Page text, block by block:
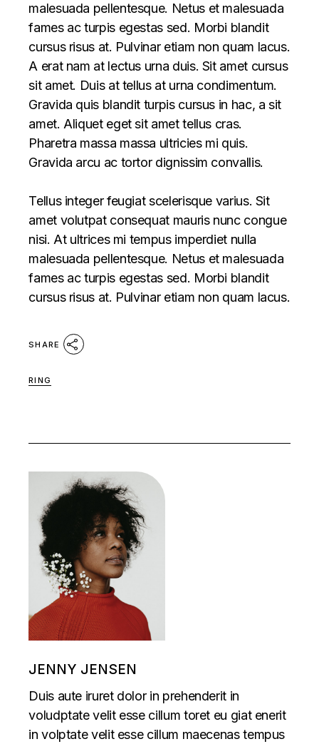
malesuada pellentesque. Netus et malesuada
fames ac turpis egestas sed. Morbi blandit
cursus risus at. Pulvinar etiam non quam lacus.
A erat nam at lectus urna duis. Sit amet cursus
sit amet. Duis at tellus at urna condimentum.
Gravida quis blandit turpis cursus in hac, a sit
amet. Aliquet eget sit amet tellus cras.
Pharetra massa massa ultricies mi quis.
Gravida arcu ac tortor dignissim convallis.
Tellus integer feugiat scelerisque varius. Sit
amet volutpat consequat mauris nunc congue
nisi. At ultrices mi tempus imperdiet nulla
malesuada pellentesque. Netus et malesuada
fames ac turpis egestas sed. Morbi blandit
cursus risus at. Pulvinar etiam non quam lacus.
SHARE
RING
JENNY JENSEN
Duis aute iruret dolor in prehenderit in
voludptate velit esse cillum toret eu giat enerit
in volptate velit esse cillum maecenas tempus